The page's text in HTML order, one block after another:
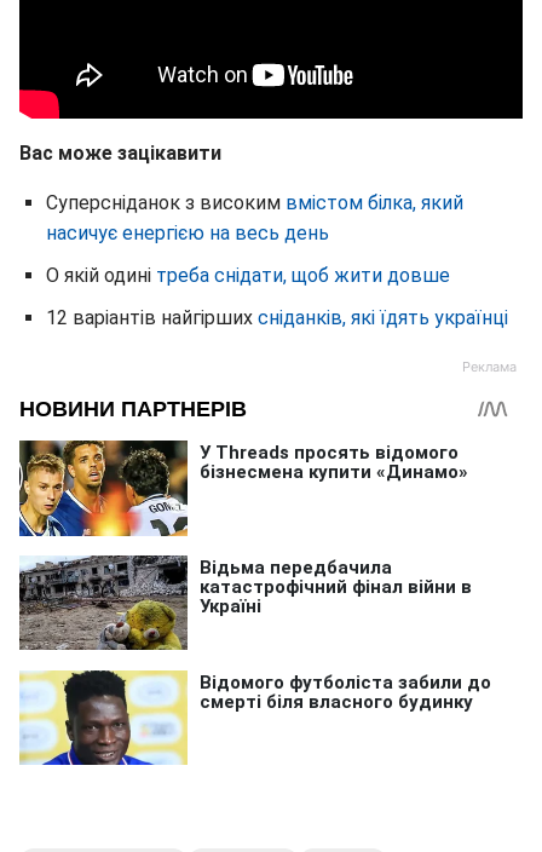
Вас може зацікавити
Суперсніданок з високим вмістом білка, який
насичує енергією на весь день
О якій одині треба снідати, щоб жити довше
12 варіантів найгірших сніданків, які їдять українці